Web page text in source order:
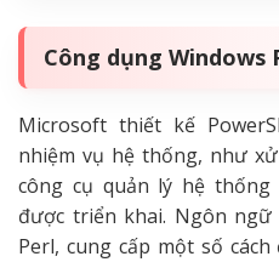
Công dụng Windows
Microsoft thiết kế
nhiệm vụ hệ thống, như
công cụ quản lý hệ
được triển khai. Ngôn
Perl, cung cấp một số